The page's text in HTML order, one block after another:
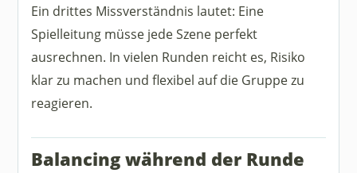
Ein drittes Missverständnis lautet: Eine
Spielleitung müsse jede Szene perfekt
ausrechnen. In vielen Runden reicht es, Risiko
klar zu machen und flexibel auf die Gruppe zu
reagieren.
Balancing während der Runde